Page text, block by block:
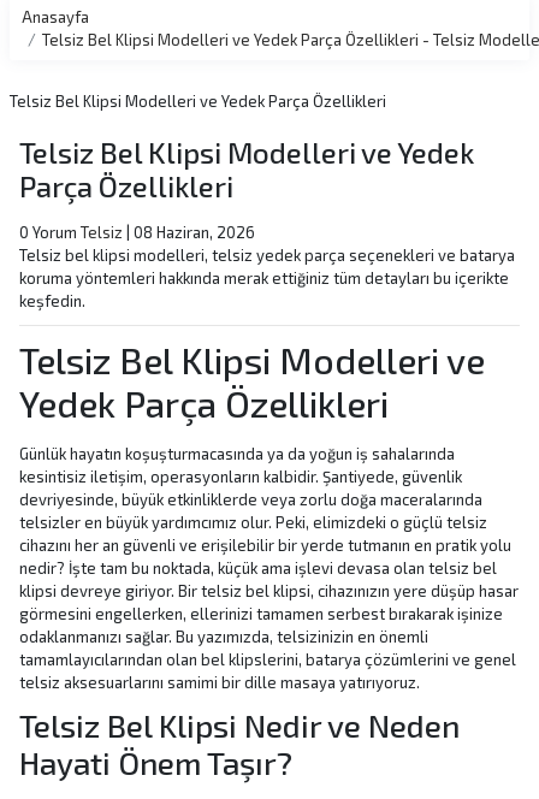
Anasayfa
Telsiz Bel Klipsi Modelleri ve Yedek Parça Özellikleri - Telsiz
Telsiz Bel Klipsi Modelleri ve Yedek Parça Özellikleri
Telsiz Bel Klipsi Modelleri ve Yedek
Parça Özellikleri
0 Yorum Telsiz
08 Haziran, 2026
Telsiz bel klipsi modelleri, telsiz yedek parça seçenekleri ve batarya
koruma yöntemleri hakkında merak ettiğiniz tüm detayları bu içerikte
keşfedin.
Telsiz Bel Klipsi Modelleri ve
Yedek Parça Özellikleri
Günlük hayatın koşuşturmacasında ya da yoğun iş sahalarında
kesintisiz iletişim, operasyonların kalbidir. Şantiyede, güvenlik
devriyesinde, büyük etkinliklerde veya zorlu doğa maceralarında
telsizler en büyük yardımcımız olur. Peki, elimizdeki o güçlü telsiz
cihazını her an güvenli ve erişilebilir bir yerde tutmanın en pratik yolu
nedir? İşte tam bu noktada, küçük ama işlevi devasa olan telsiz bel
klipsi devreye giriyor. Bir telsiz bel klipsi, cihazınızın yere düşüp hasar
görmesini engellerken, ellerinizi tamamen serbest bırakarak işinize
odaklanmanızı sağlar. Bu yazımızda, telsizinizin en önemli
tamamlayıcılarından olan bel klipslerini, batarya çözümlerini ve genel
telsiz aksesuarlarını samimi bir dille masaya yatırıyoruz.
Telsiz Bel Klipsi Nedir ve Neden
Hayati Önem Taşır?